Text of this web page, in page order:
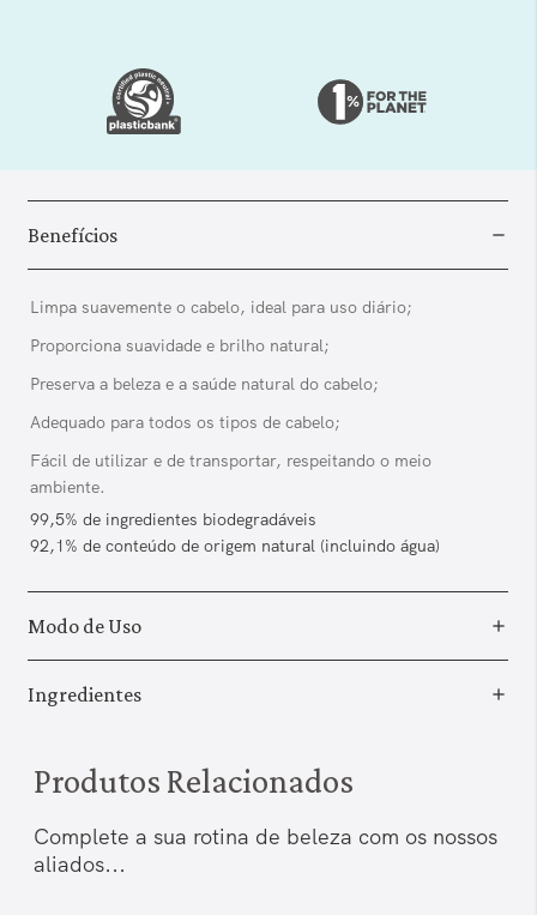
Benefícios
Limpa suavemente o cabelo, ideal para uso diário;
Proporciona suavidade e brilho natural;
Preserva a beleza e a saúde natural do cabelo;
Adequado para todos os tipos de cabelo;
Fácil de utilizar e de transportar, respeitando o meio
ambiente.
99,5% de ingredientes biodegradáveis
92,1% de conteúdo de origem natural (incluindo água)
Modo de Uso
Ingredientes
Produtos Relacionados
Complete a sua rotina de beleza com os nossos
aliados...